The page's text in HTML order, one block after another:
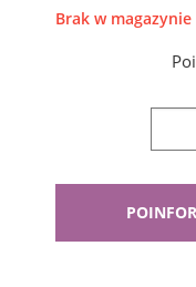
Brak w magazynie